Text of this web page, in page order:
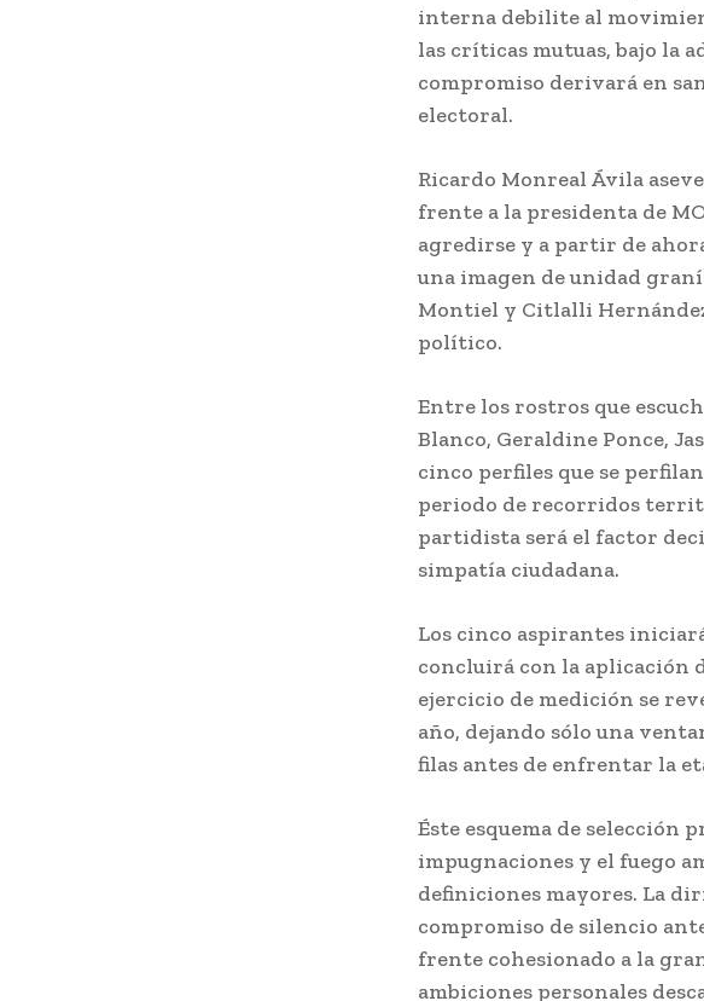
interna debilite al
las críticas mutuas, bajo la
compromiso derivará en
electoral.
Ricardo Monreal Ávila
frente a la presidenta de
agredirse y a partir de
una imagen de unidad
Montiel y Citlalli
político.
Entre los rostros que
Blanco, Geraldine Ponce,
cinco perfiles que se
periodo de recorridos
partidista será el factor
simpatía ciudadana.
Los cinco aspirantes
concluirá con la aplicación
ejercicio de medición se
año, dejando sólo una
filas antes de enfrentar la
Éste esquema de
impugnaciones y el fuego
definiciones mayores. La
compromiso de silencio
frente cohesionado a la
ambiciones personales